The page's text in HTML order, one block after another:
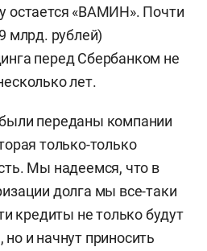
остается «ВАМИН». Почти
млрд. рублей)
перед Сбербанком не
лет.
переданы компании
только-только
Мы надеемся, что в
долга мы все-таки
кредиты не только будут
и начнут приносить